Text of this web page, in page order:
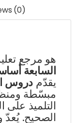
(0)
هو مرجع
السابعة
يقدّم دروس
مبسّطة
التلميذ على
الصحيح. يُعدّ